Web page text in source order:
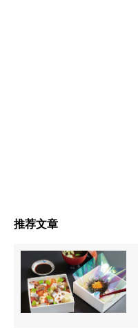
推荐文章